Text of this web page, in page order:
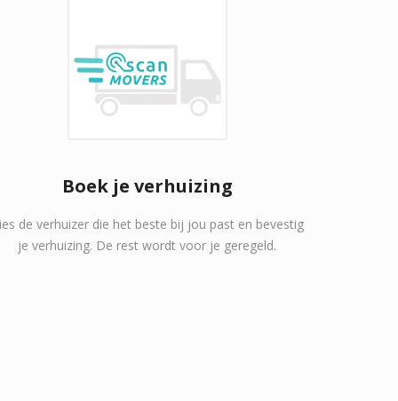
Boek je verhuizing
de verhuizer die het beste bij jou past en bevestig
je verhuizing. De rest wordt voor je geregeld.